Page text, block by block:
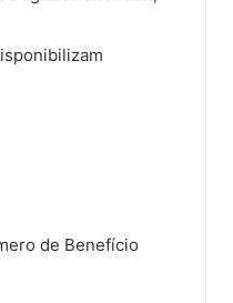
de Benefício